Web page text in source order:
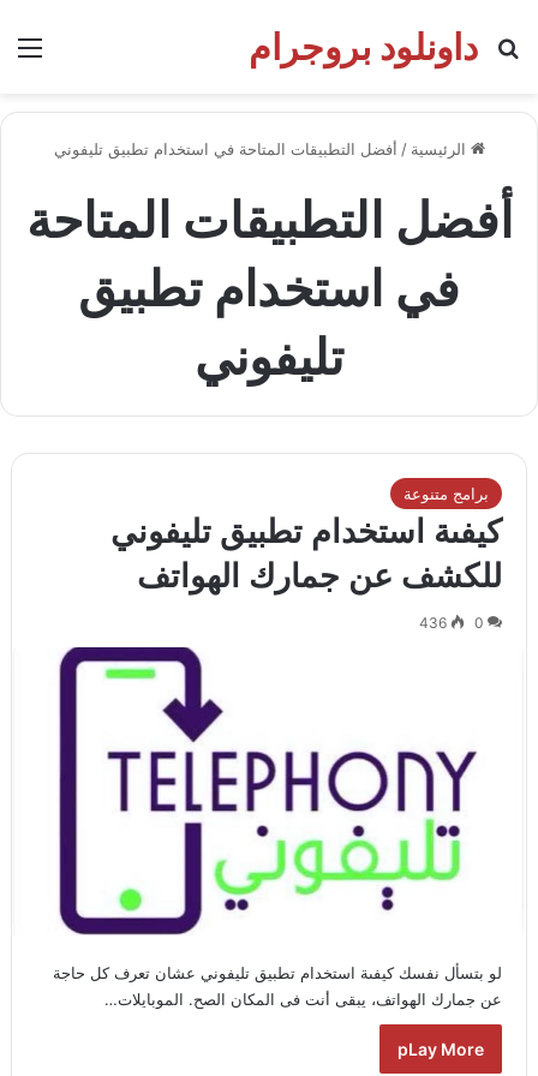
داونلود بروجرام
بحث عن
الرئيسية / أفضل التطبيقات المتاحة في استخدام تطبيق تليفوني
أفضل التطبيقات المتاحة
في استخدام تطبيق
تليفوني
برامج متنوعة
كيفىة استخدام تطبيق تليفوني
للكشف عن جمارك الهواتف
0
436
لو بتسأل نفسك كيفىة استخدام تطبيق تليفوني عشان تعرف كل حاجة
عن جمارك الهواتف، يبقى أنت فى المكان الصح. الموبايلات…
pLay More